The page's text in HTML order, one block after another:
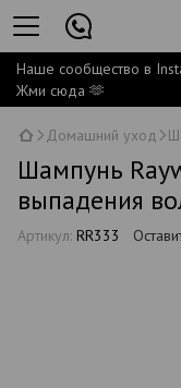
Наше сообщество в
Жми сюда 🫶
Домашний уход
Шампунь
выпадения
Артикул: RR333